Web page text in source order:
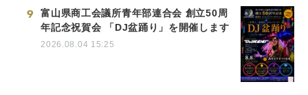
9
富山県商工会議所青年部連合会 創立50周
年記念祝賀会 「DJ盆踊り」を開催します
2026.08.04 15:25